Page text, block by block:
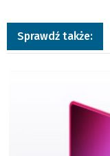
Sprawdź także: